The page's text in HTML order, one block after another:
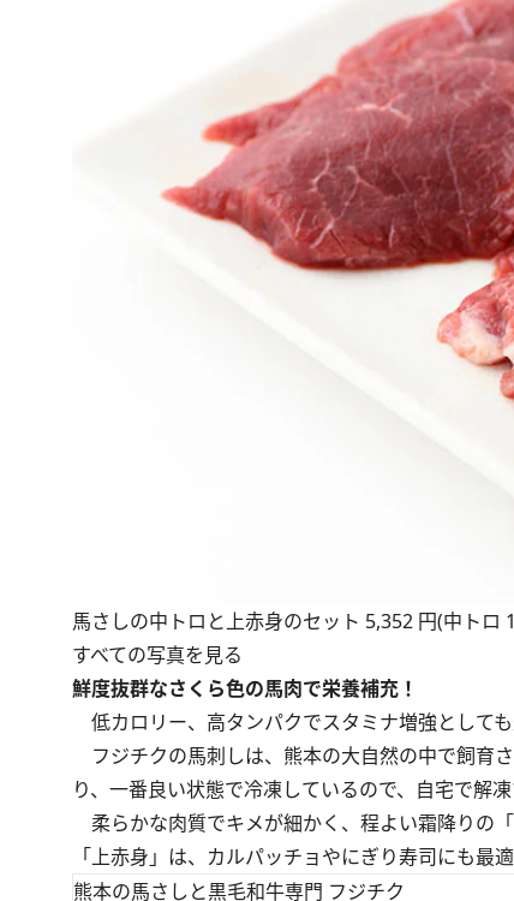
馬さしの中トロと上赤身のセット 5,352 円(中トロ
すべての写真を見る
鮮度抜群なさくら色の馬肉で栄養補充！
低カロリー、高タンパクでスタミナ増強としても
フジチクの馬刺しは、熊本の大自然の中で飼育
り、一番良い状態で冷凍しているので、自宅で解
柔らかな肉質でキメが細かく、程よい霜降りの
「上赤身」は、カルパッチョやにぎり寿司にも最適
熊本の馬さしと黒毛和牛専門 フジチク